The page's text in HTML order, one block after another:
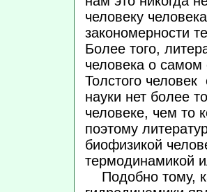
человеку
закономерности
Более того,
человека о самом
Толстого
науки нет более
человеке, чем то
поэтому
биофизикой
термодинамикой
Подобно тому,